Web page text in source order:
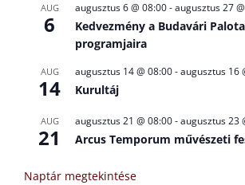
AUG
6
augusztus 6 @ 08:00-augusztus 27
Kedvezmény a Budavári
programjaira
AUG
14
augusztus 14 @ 08:00-augusztus 16
Kurultáj
AUG
21
augusztus 21 @ 08:00-augusztus 23
Arcus Temporum művészeti
Naptár megtekintése